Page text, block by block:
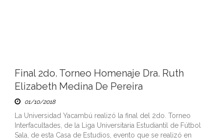
Final 2do. Torneo Homenaje Dra. Ruth
Elizabeth Medina De Pereira
01/10/2018
La Universidad Yacambú realizó la final del 2do. Torneo
Interfacultades, de la Liga Universitaria Estudiantil de Fútbol
Sala, de esta Casa de Estudios, evento que se realizó en